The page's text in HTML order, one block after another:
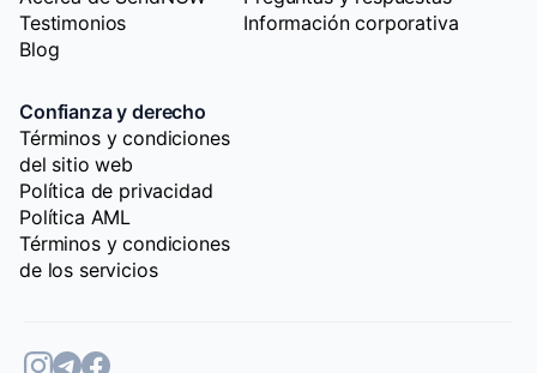
Testimonios
Blog
Información corporativa
Confianza y derecho
Términos y condiciones
del sitio web
Política de privacidad
Política AML
Términos y condiciones
de los servicios